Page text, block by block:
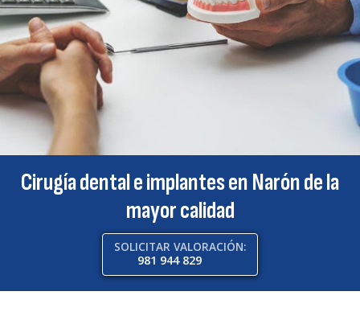
Consejos
Enlaces
Blog
Cuida tu boca ahora
Llámanos: 981 944 829
Cirugía dental e implantes en Narón de la
mayor calidad
SOLICITAR VALORACIÓN:
981 944 829